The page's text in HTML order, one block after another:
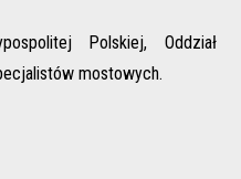
Polskiej, Oddział
mostowych.